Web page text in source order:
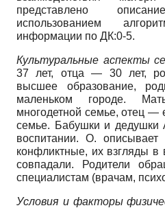
представлено
использованием
информации по ДК:0-5.
Культуральные аспекты
37 лет, отца — 30 лет,
высшее образование,
маленьком городе.
многодетной семье, отец —
семье. Бабушки и дедушки
воспитании. О.
конфликтные, их взгляды в
совпадали. Родители
специалистам (врачам,
Условия и факторы